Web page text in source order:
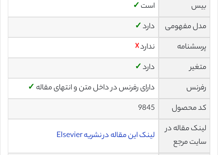
بیس است ✓
مدل مفهومی
دارد✓
پرسشنامه
ندارد☓
متغیر
دارد✓
رفرنس
دارای رفرنس در داخل متن و انتهای مقاله ✓
کد محصول
9845
لینک مقاله در
سایت مرجع
لینک این مقاله در نشریه Elsevier